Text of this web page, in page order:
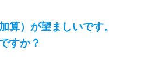
算）が望ましいです。
すか？